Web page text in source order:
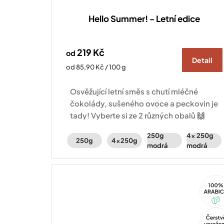
Hello Summer! - Letní edice
od 219 Kč
Měrná
od 85,90 Kč / 100 g
Detail
Osvěžující letní směs s chutí mléčné
čokolády, sušeného ovoce a peckovin je
tady! Vyberte si ze 2 různých obalů 🙌
250g 4x250g
250g
modrá
4x 250g
modrá
Tip